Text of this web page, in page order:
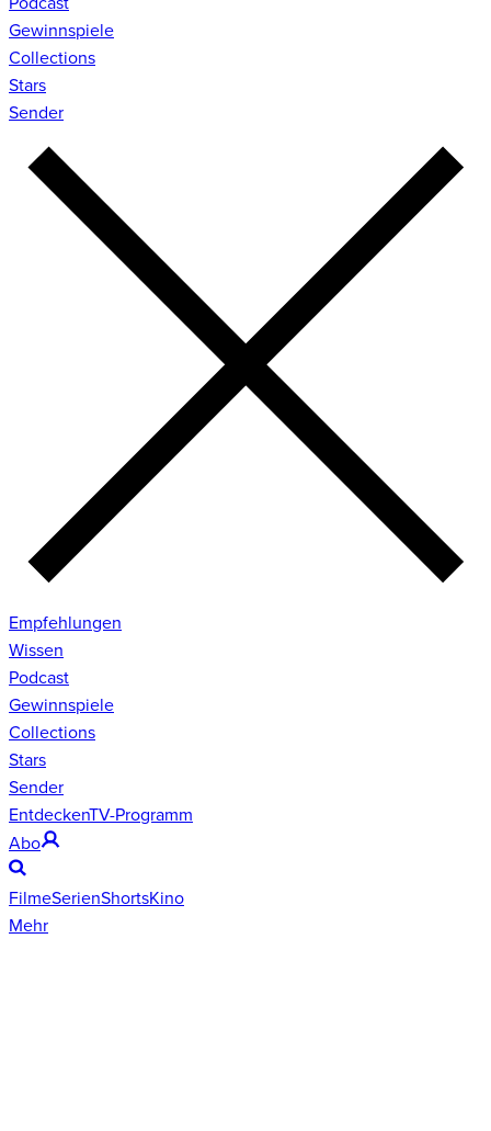
Gewinnspiele
Collections
Stars
Sender
Empfehlungen
Wissen
Podcast
Gewinnspiele
Collections
Stars
Sender
EntdeckenTV-Programm
Abo
FilmeSerienShortsKino
Mehr